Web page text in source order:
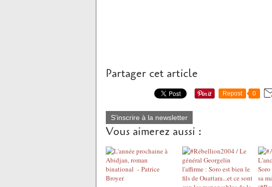
Partager cet article
Repost 0
S'inscrire à la newsletter
Vous aimerez aussi :